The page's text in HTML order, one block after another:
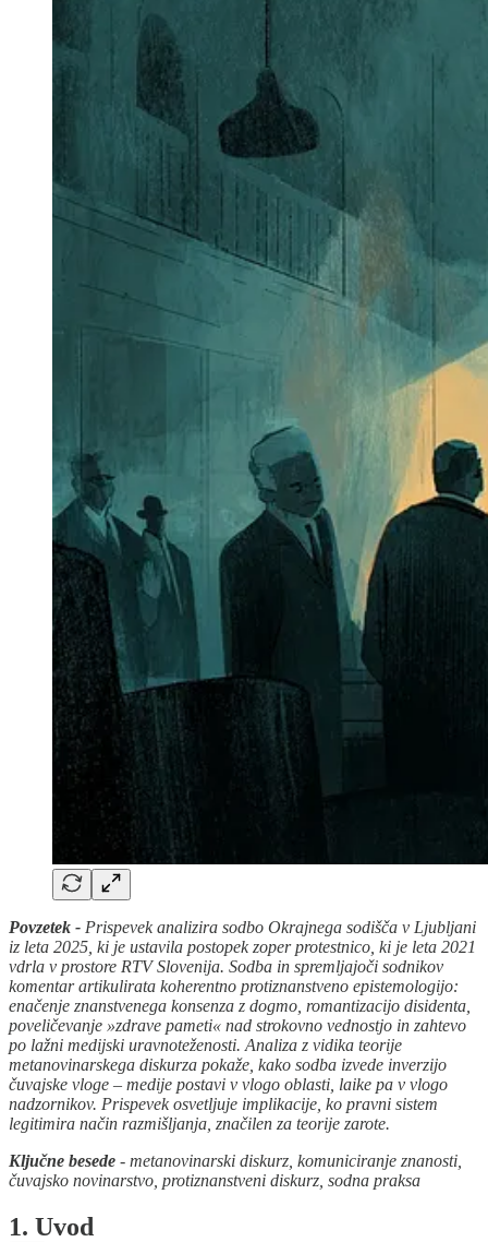
Povzetek - Prispevek analizira sodbo Okrajnega sodišča v Ljubljani
iz leta 2025, ki je ustavila postopek zoper protestnico, ki je leta 2021
vdrla v prostore RTV Slovenija. Sodba in spremljajoči sodnikov
komentar artikulirata koherentno protiznanstveno epistemologijo:
enačenje znanstvenega konsenza z dogmo, romantizacijo disidenta,
poveličevanje »zdrave pameti« nad strokovno vednostjo in zahtevo
po lažni medijski uravnoteženosti. Analiza z vidika teorije
metanovinarskega diskurza pokaže, kako sodba izvede inverzijo
čuvajske vloge – medije postavi v vlogo oblasti, laike pa v vlogo
nadzornikov. Prispevek osvetljuje implikacije, ko pravni sistem
legitimira način razmišljanja, značilen za teorije zarote.
Ključne besede - metanovinarski diskurz, komuniciranje znanosti,
čuvajsko novinarstvo, protiznanstveni diskurz, sodna praksa
1. Uvod